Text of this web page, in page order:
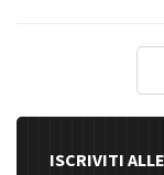
ISCRIVITI